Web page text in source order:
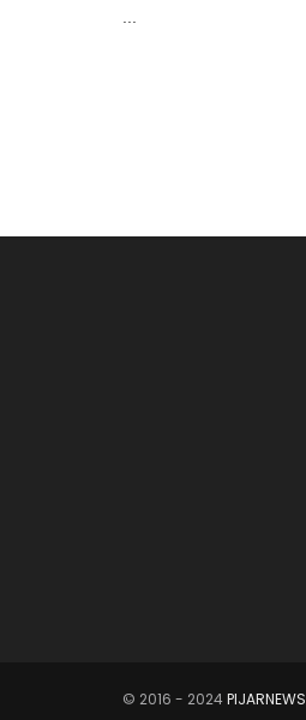
© 2016 - 2024PIJARNEWS